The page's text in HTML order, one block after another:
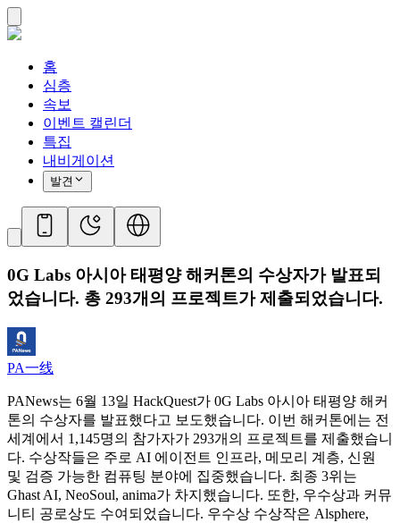
홈
심층
속보
이벤트 캘린더
특집
내비게이션
발견
0G Labs 아시아 태평양 해커톤의 수상자가 발표되
었습니다. 총 293개의 프로젝트가 제출되었습니다.
PA一线
PANews는 6월 13일 HackQuest가 0G Labs 아시아 태평양 해커
톤의 수상자를 발표했다고 보도했습니다. 이번 해커톤에는 전
세계에서 1,145명의 참가자가 293개의 프로젝트를 제출했습니
다. 수상작들은 주로 AI 에이전트 인프라, 메모리 계층, 신원
및 검증 가능한 컴퓨팅 분야에 집중했습니다. 최종 3위는
Ghast AI, NeoSoul, anima가 차지했습니다. 또한, 우수상과 커뮤
니티 공로상도 수여되었습니다. 우수상 수상작은 Alsphere,